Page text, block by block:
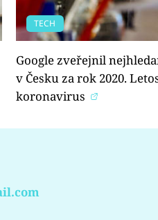
TECH
Google zveřejnil
v Česku za rok 2020.
koronavirus